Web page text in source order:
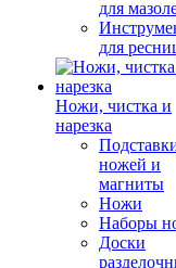
для
для
Ножи, чистка и
нарезка
ножей и
магниты
Ножи
Наборы
Доски